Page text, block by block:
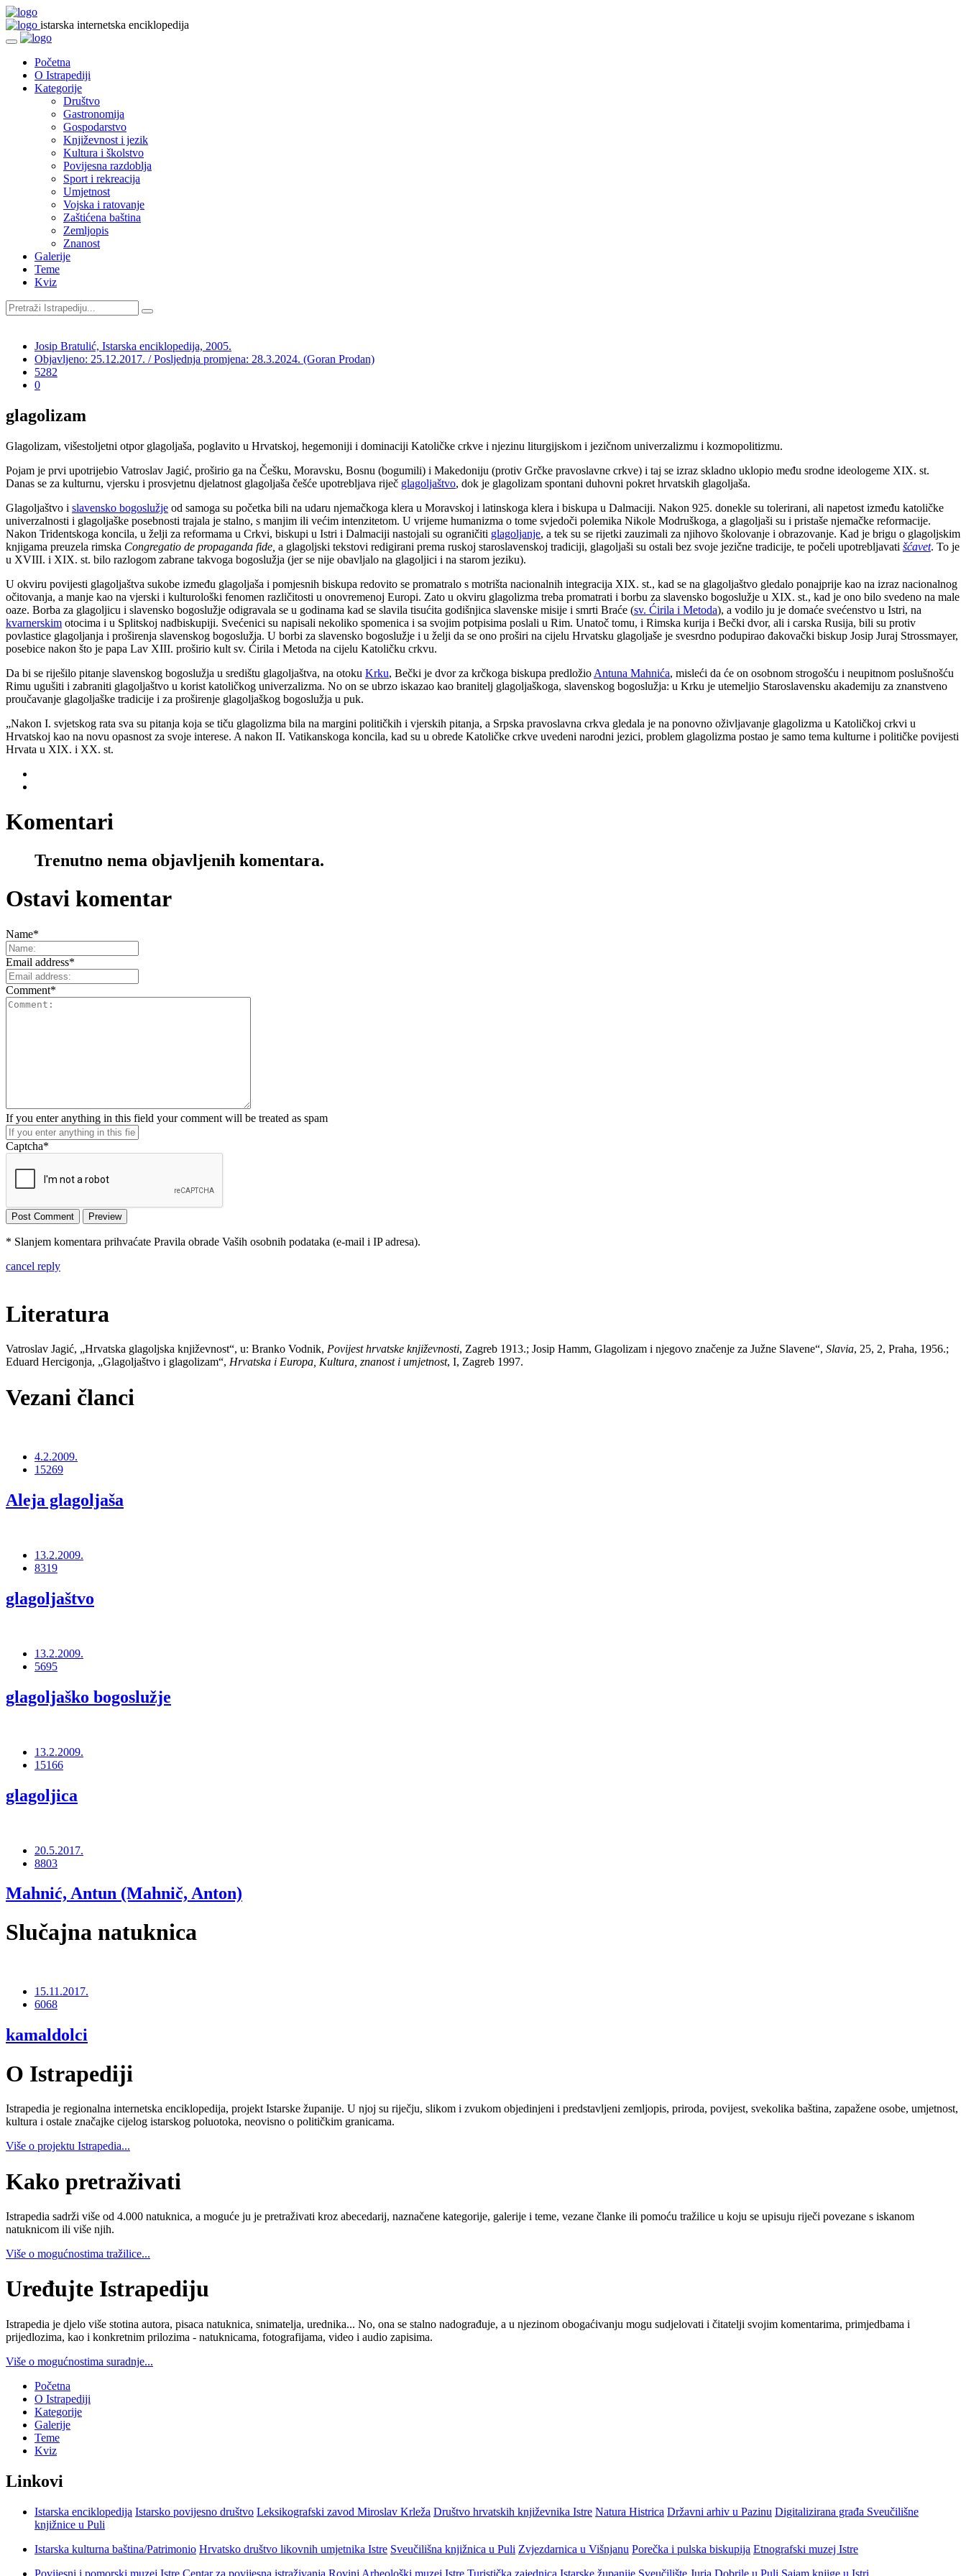
istarska internetska enciklopedija
Početna
O Istrapediji
Kategorije
Društvo
Gastronomija
Gospodarstvo
Književnost i jezik
Kultura i školstvo
Povijesna razdoblja
Sport i rekreacija
Umjetnost
Vojska i ratovanje
Zaštićena baština
Zemljopis
Znanost
Galerije
Teme
Kviz
Josip Bratulić, Istarska enciklopedija, 2005.
Objavljeno: 25.12.2017. / Posljednja promjena: 28.3.2024. (Goran Prodan)
5282
0
glagolizam
Glagolizam, višestoljetni otpor glagoljaša, poglavito u Hrvatskoj, hegemoniji i dominaciji Katoličke crkve i njezinu liturgijskom i jezičnom univerzalizmu i kozmopolitizmu.
Pojam je prvi upotrijebio Vatroslav Jagić, proširio ga na Češku, Moravsku, Bosnu (bogumili) i Makedoniju (protiv Grčke pravoslavne crkve) i taj se izraz skladno uklopio među srodne ideologeme XIX. st.
Danas se za kulturnu, vjersku i prosvjetnu djelatnost glagoljaša češće upotrebljava riječ glagoljaštvo, dok je glagolizam spontani duhovni pokret hrvatskih glagoljaša.
Glagoljaštvo i slavensko bogoslužje od samoga su početka bili na udaru njemačkoga klera u Moravskoj i latinskoga klera i biskupa u Dalmaciji. Nakon 925. donekle su tolerirani, ali napetost između katoličke
univerzalnosti i glagoljaške posebnosti trajala je stalno, s manjim ili većim intenzitetom. U vrijeme humanizma o tome svjedoči polemika Nikole Modruškoga, a glagoljaši su i pristaše njemačke reformacije.
Nakon Tridentskoga koncila, u želji za reformama u Crkvi, biskupi u Istri i Dalmaciji nastojali su ograničiti glagoljanje, a tek su se rijetki zauzimali za njihovo školovanje i obrazovanje. Kad je brigu o glagoljskim
knjigama preuzela rimska Congregatio de propaganda fide, a glagoljski tekstovi redigirani prema ruskoj staroslavenskoj tradiciji, glagoljaši su ostali bez svoje jezične tradicije, te počeli upotrebljavati šćavet. To je
u XVIII. i XIX. st. bilo razlogom zabrane takvoga bogoslužja (jer se nije obavljalo na glagoljici i na starom jeziku).
U okviru povijesti glagoljaštva sukobe između glagoljaša i pomjesnih biskupa redovito se promatralo s motrišta nacionalnih integracija XIX. st., kad se na glagoljaštvo gledalo ponajprije kao na izraz nacionalnog
očitovanja, a manje kao na vjerski i kulturološki fenomen različitosti u onovremenoj Europi. Zato u okviru glagolizma treba promatrati i borbu za slavensko bogoslužje u XIX. st., kad je ono bilo svedeno na male
oaze. Borba za glagoljicu i slavensko bogoslužje odigravala se u godinama kad se slavila tisućita godišnjica slavenske misije i smrti Braće (sv. Ćirila i Metoda), a vodilo ju je domaće svećenstvo u Istri, na
kvarnerskim otocima i u Splitskoj nadbiskupiji. Svećenici su napisali nekoliko spomenica i sa svojim potpisima poslali u Rim. Unatoč tomu, i Rimska kurija i Bečki dvor, ali i carska Rusija, bili su protiv
povlastice glagoljanja i proširenja slavenskog bogoslužja. U borbi za slavensko bogoslužje i u želji da se ono proširi na cijelu Hrvatsku glagoljaše je svesrdno podupirao đakovački biskup Josip Juraj Strossmayer,
posebice nakon što je papa Lav XIII. proširio kult sv. Ćirila i Metoda na cijelu Katoličku crkvu.
Da bi se riješilo pitanje slavenskog bogoslužja u središtu glagoljaštva, na otoku Krku, Bečki je dvor za krčkoga biskupa predložio Antuna Mahnića, misleći da će on osobnom strogošću i neupitnom poslušnošću
Rimu ugušiti i zabraniti glagoljaštvo u korist katoličkog univerzalizma. No on se ubrzo iskazao kao branitelj glagoljaškoga, slavenskog bogoslužja: u Krku je utemeljio Staroslavensku akademiju za znanstveno
proučavanje glagoljaške tradicije i za proširenje glagoljaškog bogoslužja u puk.
„Nakon I. svjetskog rata sva su pitanja koja se tiču glagolizma bila na margini političkih i vjerskih pitanja, a Srpska pravoslavna crkva gledala je na ponovno oživljavanje glagolizma u Katoličkoj crkvi u
Hrvatskoj kao na novu opasnost za svoje interese. A nakon II. Vatikanskoga koncila, kad su u obrede Katoličke crkve uvedeni narodni jezici, problem glagolizma postao je samo tema kulturne i političke povijesti
Hrvata u XIX. i XX. st.
Komentari
Trenutno nema objavljenih komentara.
Ostavi komentar
Name*
Email address*
Comment*
If you enter anything in this field your comment will be treated as spam
Captcha*
* Slanjem komentara prihvaćate Pravila obrade Vaših osobnih podataka (e-mail i IP adresa).
cancel reply
Literatura
Vatroslav Jagić, „Hrvatska glagoljska književnost“, u: Branko Vodnik, Povijest hrvatske književnosti, Zagreb 1913.; Josip Hamm, Glagolizam i njegovo značenje za Južne Slavene“, Slavia, 25, 2, Praha, 1956.;
Eduard Hercigonja, „Glagoljaštvo i glagolizam“, Hrvatska i Europa, Kultura, znanost i umjetnost, I, Zagreb 1997.
Vezani članci
4.2.2009.
15269
Aleja glagoljaša
13.2.2009.
8319
glagoljaštvo
13.2.2009.
5695
glagoljaško bogoslužje
13.2.2009.
15166
glagoljica
20.5.2017.
8803
Mahnić, Antun (Mahnič, Anton)
Slučajna natuknica
15.11.2017.
6068
kamaldolci
O Istrapediji
Istrapedia je regionalna internetska enciklopedija, projekt Istarske županije. U njoj su riječju, slikom i zvukom objedinjeni i predstavljeni zemljopis, priroda, povijest, svekolika baština, zapažene osobe, umjetnost,
kultura i ostale značajke cijelog istarskog poluotoka, neovisno o političkim granicama.
Više o projektu Istrapedia...
Kako pretraživati
Istrapedia sadrži više od 4.000 natuknica, a moguće ju je pretraživati kroz abecedarij, naznačene kategorije, galerije i teme, vezane članke ili pomoću tražilice u koju se upisuju riječi povezane s iskanom
natuknicom ili više njih.
Više o mogućnostima tražilice...
Uređujte Istrapediju
Istrapedia je djelo više stotina autora, pisaca natuknica, snimatelja, urednika... No, ona se stalno nadograđuje, a u njezinom obogaćivanju mogu sudjelovati i čitatelji svojim komentarima, primjedbama i
prijedlozima, kao i konkretnim prilozima - natuknicama, fotografijama, video i audio zapisima.
Više o mogućnostima suradnje...
Početna
O Istrapediji
Kategorije
Galerije
Teme
Kviz
Linkovi
Istarska enciklopedija Istarsko povijesno društvo Leksikografski zavod Miroslav Krleža Društvo hrvatskih književnika Istre Natura Histrica Državni arhiv u Pazinu Digitalizirana građa Sveučilišne
knjižnice u Puli
Istarska kulturna baština/Patrimonio Hrvatsko društvo likovnih umjetnika Istre Sveučilišna knjižnica u Puli Zvjezdarnica u Višnjanu Porečka i pulska biskupija Etnografski muzej Istre
Povijesni i pomorski muzej Istre Centar za povijesna istraživanja Rovinj Arheološki muzej Istre Turistička zajednica Istarske županije Sveučilište Jurja Dobrile u Puli Sajam knjige u Istri